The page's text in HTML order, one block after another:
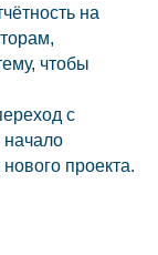
на
чтобы
с
начало
проекта.